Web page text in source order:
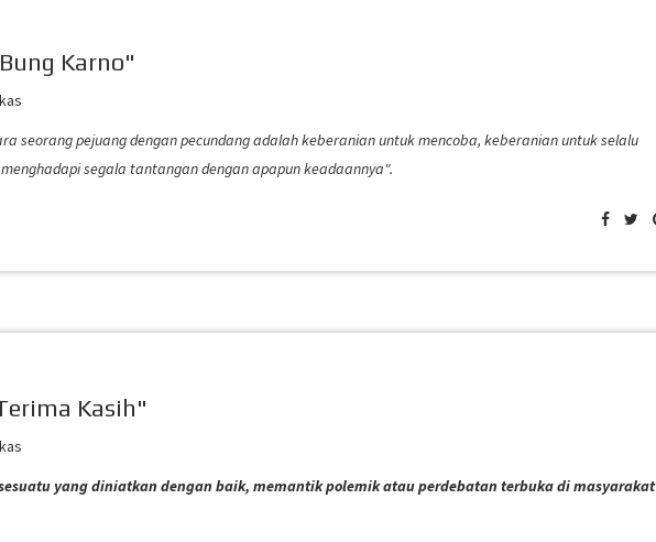
Karno"
seorang pejuang dengan pecundang adalah keberanian untuk mencoba, keberanian untuk selalu
segala tantangan dengan apapun keadaannya".
Kasih"
yang diniatkan dengan baik, memantik polemik atau perdebatan terbuka di masyarakat